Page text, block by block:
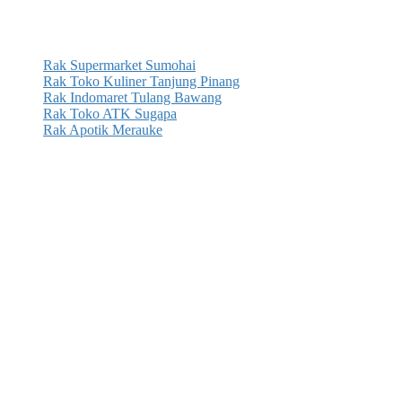
Rak Supermarket Sumohai
Rak Toko Kuliner Tanjung Pinang
Rak Indomaret Tulang Bawang
Rak Toko ATK Sugapa
Rak Apotik Merauke